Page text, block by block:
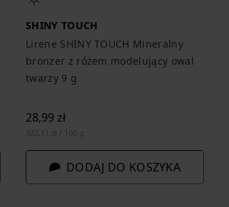
SHINY TOUCH
Lirene SHINY TOUCH Mineralny
bronzer z różem modelujący owal
twarzy 9 g
28,99 zł
322,11 zł / 100 g
DODAJ DO KOSZYKA